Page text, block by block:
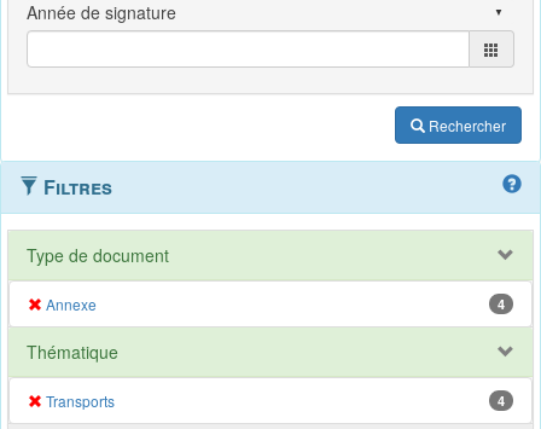
Rechercher
Filtres
Type de document
Annexe 4
Thématique
Transports 4